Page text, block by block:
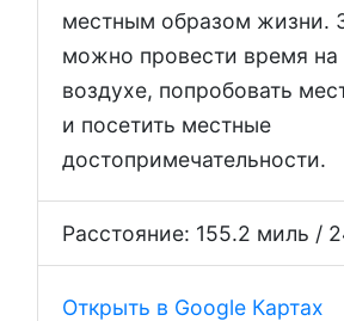
местным образом жизни.
можно провести время
воздухе, попробовать
и посетить местные
достопримечательности.
Расстояние: 155.2 миль /
Открыть в Google Картах